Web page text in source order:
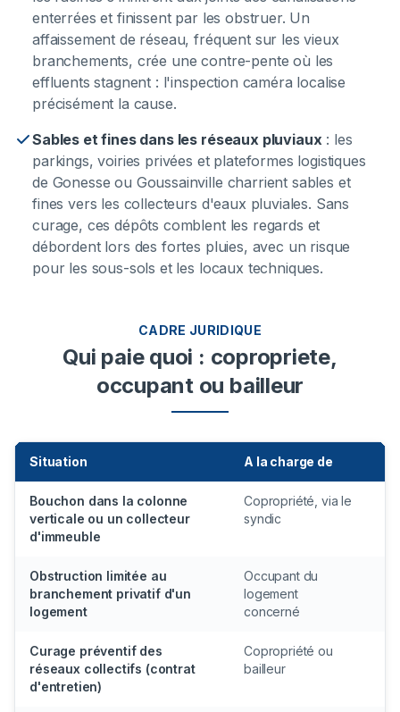
enterrées et finissent par les obstruer. Un
affaissement de réseau, fréquent sur les vieux
branchements, crée une contre-pente où les
effluents stagnent : l'inspection caméra localise
précisément la cause.
Sables et fines dans les réseaux pluviaux : les
parkings, voiries privées et plateformes logistiques
de Gonesse ou Goussainville charrient sables et
fines vers les collecteurs d'eaux pluviales. Sans
curage, ces dépôts comblent les regards et
débordent lors des fortes pluies, avec un risque
pour les sous-sols et les locaux techniques.
CADRE JURIDIQUE
Qui paie quoi : copropriete,
occupant ou bailleur
Situation A la charge de
Bouchon dans la colonne
verticale ou un collecteur
d'immeuble
Copropriété, via le
syndic
Obstruction limitée au
branchement privatif d'un
logement
Occupant du
logement
concerné
Curage préventif des
réseaux collectifs (contrat
d'entretien)
Copropriété ou
bailleur